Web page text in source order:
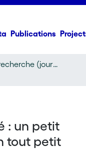
Publications
Article de recherche (journal article)
: un petit
tout petit